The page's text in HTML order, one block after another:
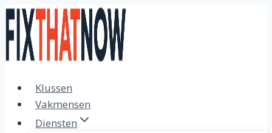
Doorgaan
naar
inhoud
Klussen
Vakmensen
Diensten